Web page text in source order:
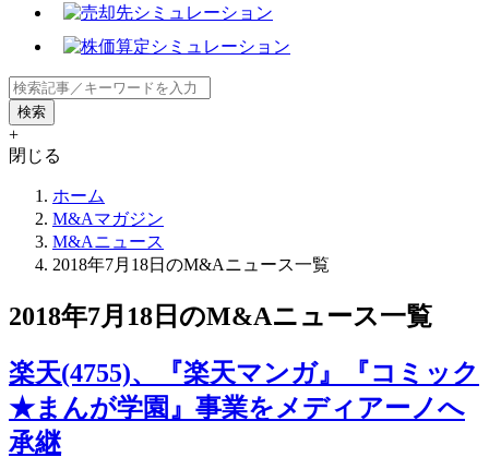
+
閉じる
ホーム
M&Aマガジン
M&Aニュース
2018年7月18日のM&Aニュース一覧
2018年7月18日のM&Aニュース一覧
楽天(4755)、『楽天マンガ』『コミック
★まんが学園』事業をメディアーノへ
承継